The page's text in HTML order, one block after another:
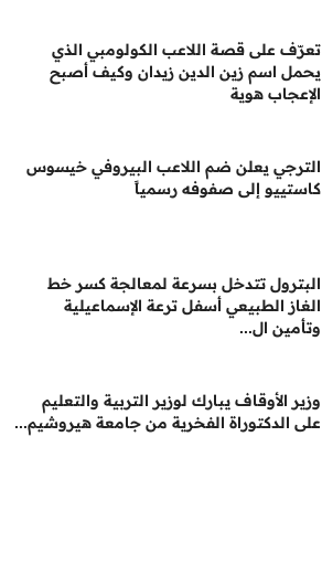
تعرّف على قصة اللاعب الكولومبي الذي
يحمل اسم زين الدين زيدان وكيف أصبح
الإعجاب هوية
الترجي يعلن ضم اللاعب البيروفي خيسوس
كاستييو إلى صفوفه رسمياً
البترول تتدخل بسرعة لمعالجة كسر خط
الغاز الطبيعي أسفل ترعة الإسماعيلية
وتأمين ال...
وزير الأوقاف يبارك لوزير التربية والتعليم
على الدكتوراة الفخرية من جامعة هيروشيم...